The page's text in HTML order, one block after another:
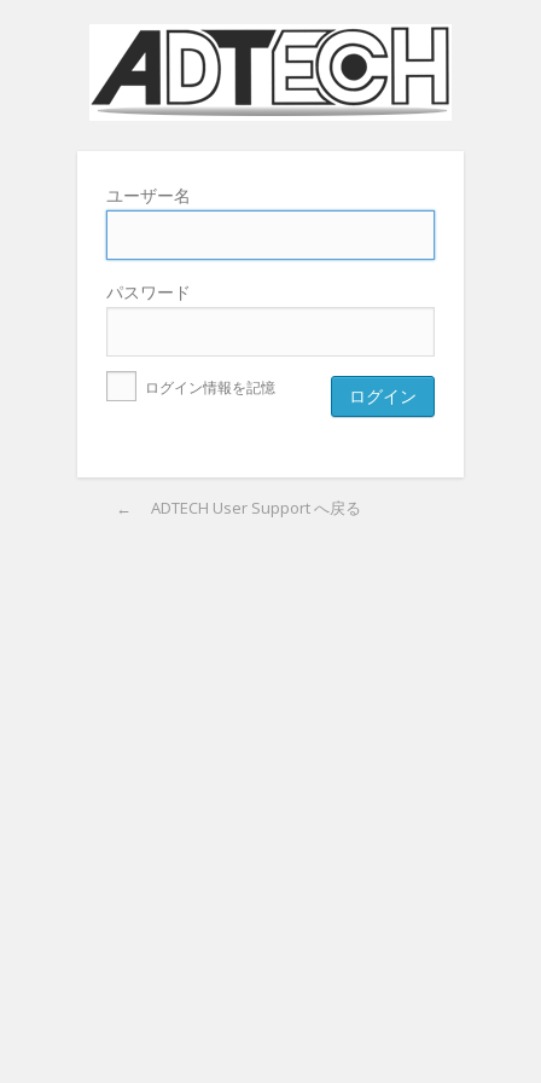
ユーザー名
パスワード
ログイン情報を記憶
← ADTECH User Support へ戻る